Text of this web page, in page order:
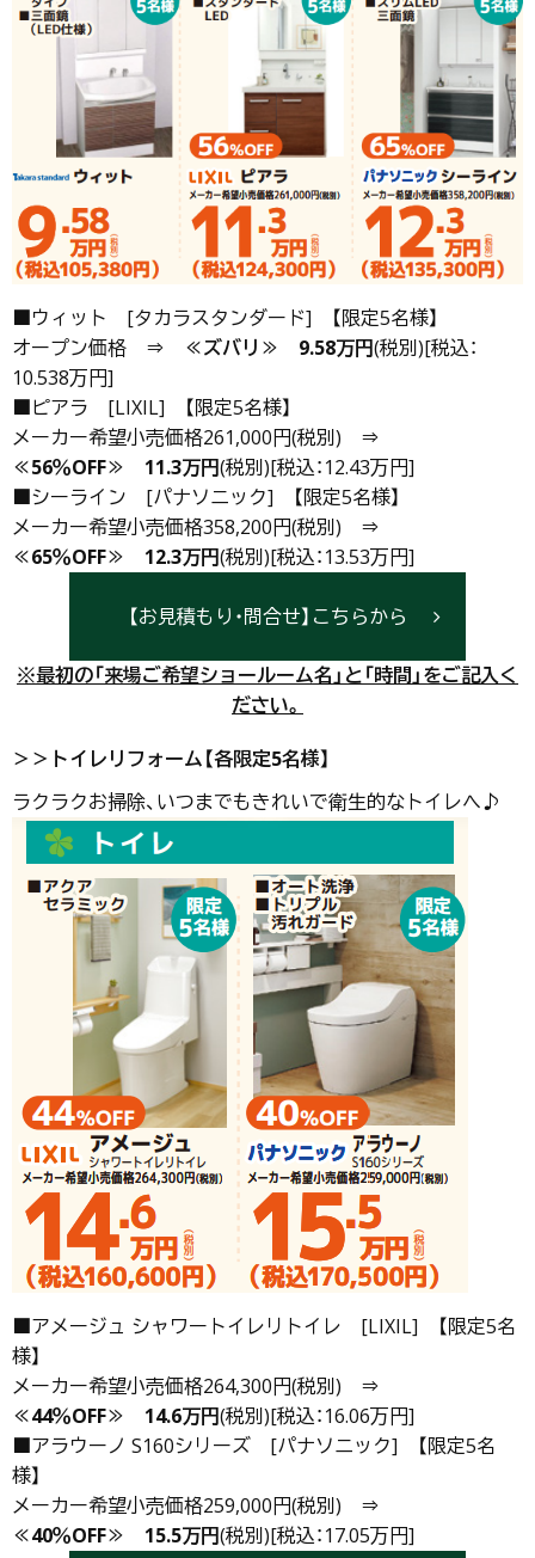
■ウィット [タカラスタンダード] 【限定5名様】
オープン価格 ⇒ ≪ズバリ≫ 9.58万円(税別)[税込：
10.538万円]
■ピアラ [LIXIL] 【限定5名様】
メーカー希望小売価格261,000円(税別) ⇒
≪56％OFF≫
11.3万円(税別)[税込：12.43万円]
■シーライン [パナソニック] 【限定5名様】
メーカー希望小売価格358,200円(税別) ⇒
≪65％OFF≫
12.3万円(税別)[税込：13.53万円]
【お見積もり・問合せ】こちらから
※最初の「来場ご希望ショールーム名」と「時間」をご記入く
ださい。
＞＞トイレリフォーム【各限定5名様】
ラクラクお掃除、いつまでもきれいで衛生的なトイレへ♪
■アメージュ シャワートイレリトイレ [LIXIL] 【限定5名
様】
メーカー希望小売価格264,300円(税別) ⇒
≪44％OFF≫
14.6万円(税別)[税込：16.06万円]
■アラウーノ S160シリーズ [パナソニック] 【限定5名
様】
メーカー希望小売価格259,000円(税別) ⇒
≪40％OFF≫
15.5万円(税別)[税込：17.05万円]